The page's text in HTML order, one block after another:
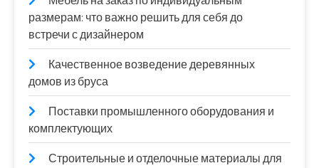
размерам: что важно решить для себя до
встречи с дизайнером
Качественное возведение деревянных
домов из бруса
Поставки промышленного оборудования и
комплектующих
Строительные и отделочные материалы для